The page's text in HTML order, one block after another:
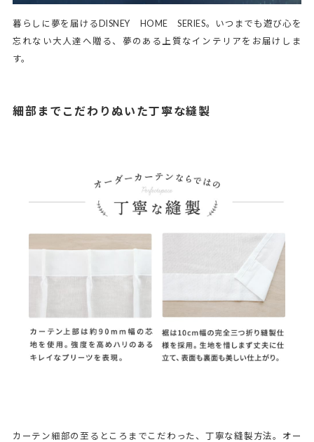
暮らしに夢を届けるDISNEY HOME SERIES。いつまでも遊び心を
忘れない大人達へ贈る、夢のある上質なインテリアをお届けしま
す。
細部までこだわりぬいた丁寧な縫製
カーテン細部の至るところまでこだわった、丁寧な縫製方法。オー